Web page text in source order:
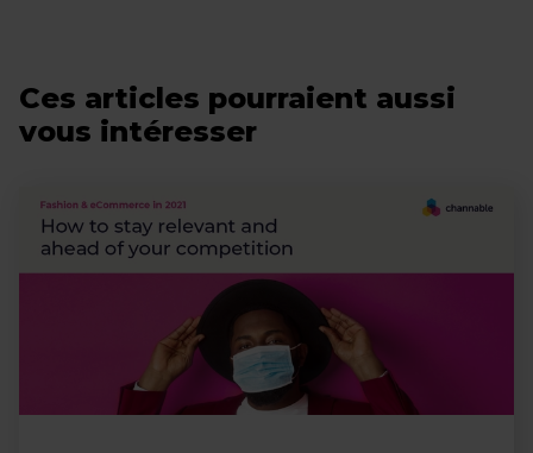
Ces articles pourraient aussi
vous intéresser